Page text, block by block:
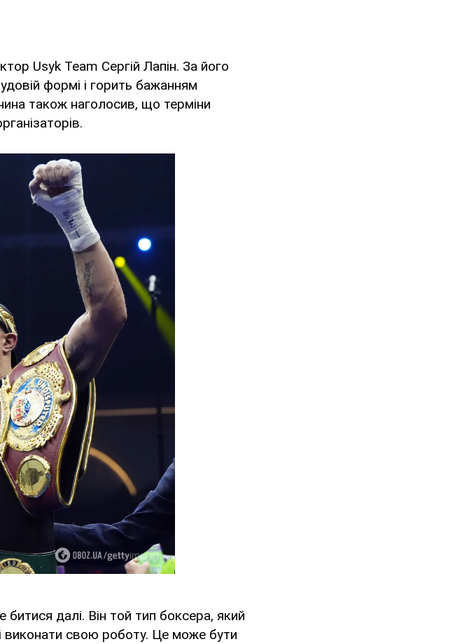
Usyk Team Сергій Лапін. За його
формі і горить бажанням
також наголосив, що терміни
далі. Він той тип боксера, який
виконати свою роботу. Це може бути